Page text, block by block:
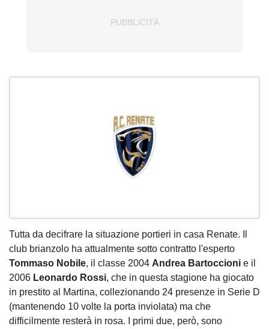
Tutta da decifrare la situazione portieri in casa Renate. Il
club brianzolo ha attualmente sotto contratto l'esperto
Tommaso Nobile, il classe 2004 Andrea Bartoccioni e il
2006 Leonardo Rossi, che in questa stagione ha giocato
in prestito al Martina, collezionando 24 presenze in Serie D
(mantenendo 10 volte la porta inviolata) ma che
difficilmente resterà in rosa. I primi due, però, sono